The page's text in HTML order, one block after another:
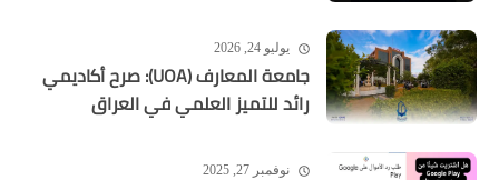
يوليو 24, 2026
جامعة المعارف (UOA): صرح أكاديمي
رائد للتميز العلمي في العراق
نوفمبر 27, 2025